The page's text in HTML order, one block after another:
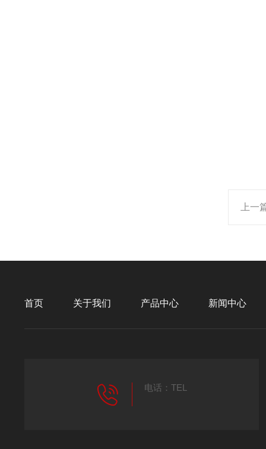
上一
首页 关于我们 产品中心 新闻中心
电话：TEL